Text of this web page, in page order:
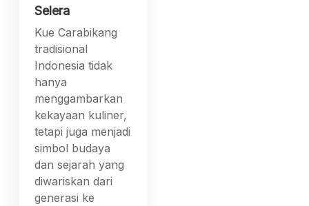
Selera
Kue Carabikang
tradisional
Indonesia tidak
hanya
menggambarkan
kekayaan kuliner,
tetapi juga menjadi
simbol budaya
dan sejarah yang
diwariskan dari
generasi ke